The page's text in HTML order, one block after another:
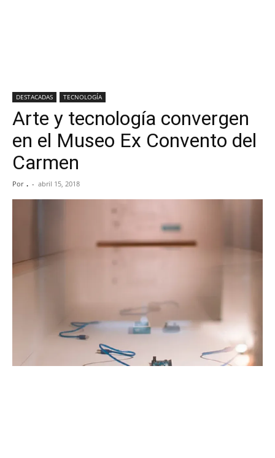
DESTACADAS TECNOLOGÍA
Arte y tecnología convergen
en el Museo Ex Convento del
Carmen
Por . - abril 15, 2018